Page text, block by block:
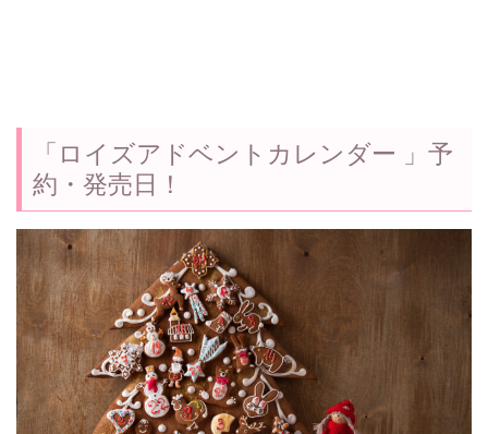
「ロイズアドベントカレンダー 」予
約・発売日！